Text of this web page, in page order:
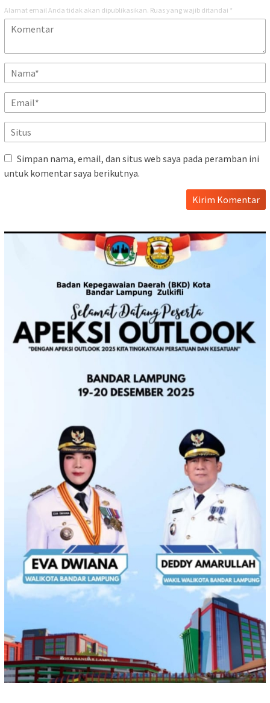
Alamat email Anda tidak akan dipublikasikan. Ruas yang wajib ditandai *
Simpan nama, email, dan situs web saya pada peramban ini
untuk komentar saya berikutnya.